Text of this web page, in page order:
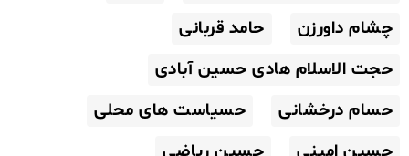
چشام داورزن
حامد قربانی
حجت الاسلام هادی حسین آبادی
حسام درخشانی
حسیاست های محلی
حسین امینی
حسین ریاضی